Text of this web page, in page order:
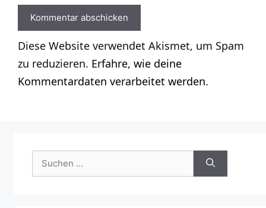
Diese Website verwendet Akismet, um Spam
zu reduzieren. Erfahre, wie deine
Kommentardaten verarbeitet werden.
Suchen
nach: